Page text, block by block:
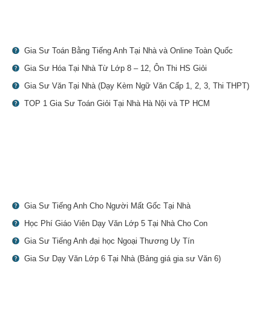
Gia Sư Toán Bằng Tiếng Anh Tại Nhà và Online Toàn Quốc
Gia Sư Hóa Tại Nhà Từ Lớp 8 – 12, Ôn Thi HS Giỏi
Gia Sư Văn Tại Nhà (Dạy Kèm Ngữ Văn Cấp 1, 2, 3, Thi THPT)
TOP 1 Gia Sư Toán Giỏi Tại Nhà Hà Nội và TP HCM
Gia Sư Tiếng Anh Cho Người Mất Gốc Tại Nhà
Học Phí Giáo Viên Dạy Văn Lớp 5 Tại Nhà Cho Con
Gia Sư Tiếng Anh đại học Ngoại Thương Uy Tín
Gia Sư Dạy Văn Lớp 6 Tại Nhà (Bảng giá gia sư Văn 6)